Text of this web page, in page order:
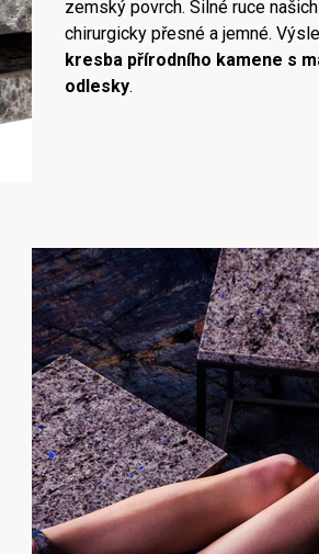
zemský povrch. Silné ruce
chirurgicky přesné a jemné.
kresba přírodního kamene s
odlesky.